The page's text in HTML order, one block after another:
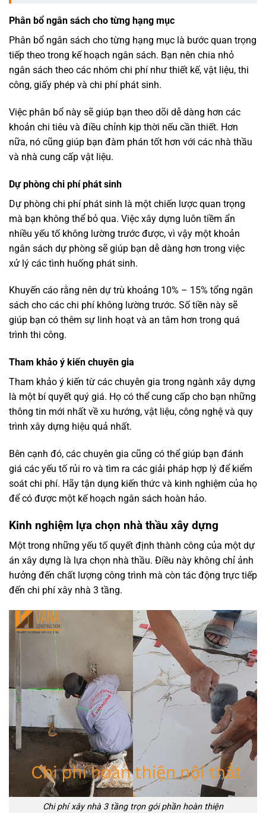
Phân bổ ngân sách cho từng hạng mục
Phân bổ ngân sách cho từng hạng mục là bước quan trọng
tiếp theo trong kế hoạch ngân sách. Bạn nên chia nhỏ
ngân sách theo các nhóm chi phí như thiết kế, vật liệu, thi
công, giấy phép và chi phí phát sinh.
Việc phân bổ này sẽ giúp bạn theo dõi dễ dàng hơn các
khoản chi tiêu và điều chỉnh kịp thời nếu cần thiết. Hơn
nữa, nó cũng giúp bạn đàm phán tốt hơn với các nhà thầu
và nhà cung cấp vật liệu.
Dự phòng chi phí phát sinh
Dự phòng chi phí phát sinh là một chiến lược quan trọng
mà bạn không thể bỏ qua. Việc xây dựng luôn tiềm ẩn
nhiều yếu tố không lường trước được, vì vậy một khoản
ngân sách dự phòng sẽ giúp bạn dễ dàng hơn trong việc
xử lý các tình huống phát sinh.
Khuyến cáo rằng nên dự trù khoảng 10% – 15% tổng ngân
sách cho các chi phí không lường trước. Số tiền này sẽ
giúp bạn có thêm sự linh hoạt và an tâm hơn trong quá
trình thi công.
Tham khảo ý kiến chuyên gia
Tham khảo ý kiến từ các chuyên gia trong ngành xây dựng
là một bí quyết quý giá. Họ có thể cung cấp cho bạn những
thông tin mới nhất về xu hướng, vật liệu, công nghệ và quy
trình xây dựng hiệu quả nhất.
Bên cạnh đó, các chuyên gia cũng có thể giúp bạn đánh
giá các yếu tố rủi ro và tìm ra các giải pháp hợp lý để kiểm
soát chi phí. Hãy tận dụng kiến thức và kinh nghiệm của họ
để có được một kế hoạch ngân sách hoàn hảo.
Kinh nghiệm lựa chọn nhà thầu xây dựng
Một trong những yếu tố quyết định thành công của một dự
án xây dựng là lựa chọn nhà thầu. Điều này không chỉ ảnh
hưởng đến chất lượng công trình mà còn tác động trực tiếp
đến chi phí xây nhà 3 tầng.
Chi phí xây nhà 3 tầng trọn gói phần hoàn thiện